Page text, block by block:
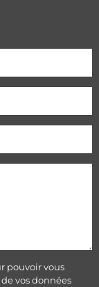
pouvoir vous
vos données